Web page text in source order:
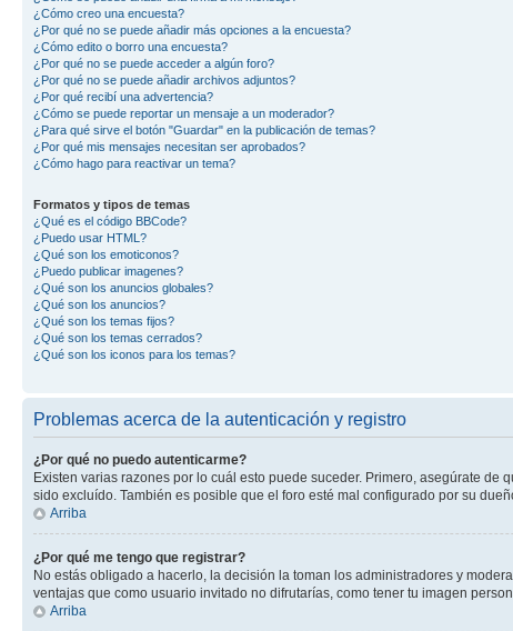
¿Cómo creo una encuesta?
¿Por qué no se puede añadir más opciones a la encuesta?
¿Cómo edito o borro una encuesta?
¿Por qué no se puede acceder a algún foro?
¿Por qué no se puede añadir archivos adjuntos?
¿Por qué recibí una advertencia?
¿Cómo se puede reportar un mensaje a un moderador?
¿Para qué sirve el botón "Guardar" en la publicación de temas?
¿Por qué mis mensajes necesitan ser aprobados?
¿Cómo hago para reactivar un tema?
Formatos y tipos de temas
¿Qué es el código BBCode?
¿Puedo usar HTML?
¿Qué son los emoticonos?
¿Puedo publicar imagenes?
¿Qué son los anuncios globales?
¿Qué son los anuncios?
¿Qué son los temas fijos?
¿Qué son los temas cerrados?
¿Qué son los iconos para los temas?
Problemas acerca de la autenticación y registro
¿Por qué no puedo autenticarme?
Existen varias razones por lo cuál esto puede suceder. Primero, asegúrate
sido excluído. También es posible que el foro esté mal configurado por su
Arriba
¿Por qué me tengo que registrar?
No estás obligado a hacerlo, la decisión la toman los administradores y
ventajas que como usuario invitado no difrutarías, como tener tu imagen
Arriba